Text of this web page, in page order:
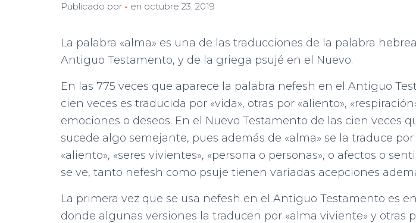
Publicado por - en octubre 23, 2019
La palabra «alma» es una de las traducciones de la palabra
Antiguo Testamento, y de la griega psujé en el Nuevo.
En las 775 veces que aparece la palabra nefesh en el Antiguo
cien veces es traducida por «vida», otras por «aliento»,
emociones o deseos. En el Nuevo Testamento de las cien veces
sucede algo semejante, pues además de «alma» se la traduce por
«aliento», «seres vivientes», «persona o personas», o afectos o
se ve, tanto nefesh como psuje tienen variadas acepciones
La primera vez que se usa nefesh en el Antiguo Testamento es en
donde algunas versiones la traducen por «alma viviente» y otras